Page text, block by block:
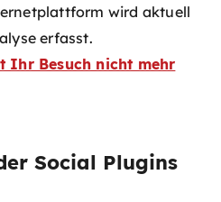
wird aktuell
erfasst.
Ihr Besuch nicht mehr
Social Plugins